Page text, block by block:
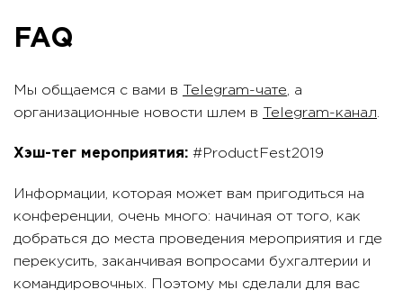
FAQ
Мы общаемся с вами в Telegram-чате, а
организационные новости шлем в
Telegram-канал.
Хэш-тег мероприятия: #ProductFest2019
Информации, которая может вам пригодиться на
конференции, очень много: начиная от того, как
добраться до места проведения мероприятия и где
перекусить, заканчивая вопросами бухгалтерии и
командировочных. Поэтому мы сделали для вас